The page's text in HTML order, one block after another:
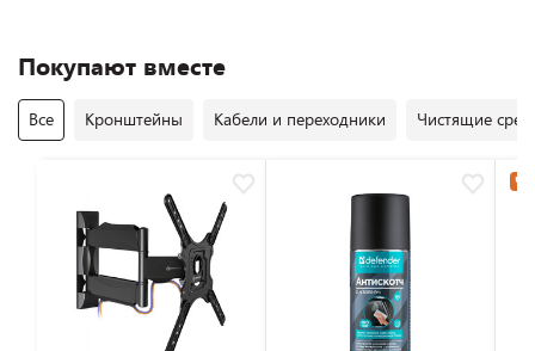
Покупают вместе
Все Кронштейны Кабели и переходники Чистящие